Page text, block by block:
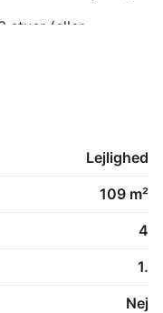
stuer (eller
Lejlighed
109 m²
4
1.
Nej